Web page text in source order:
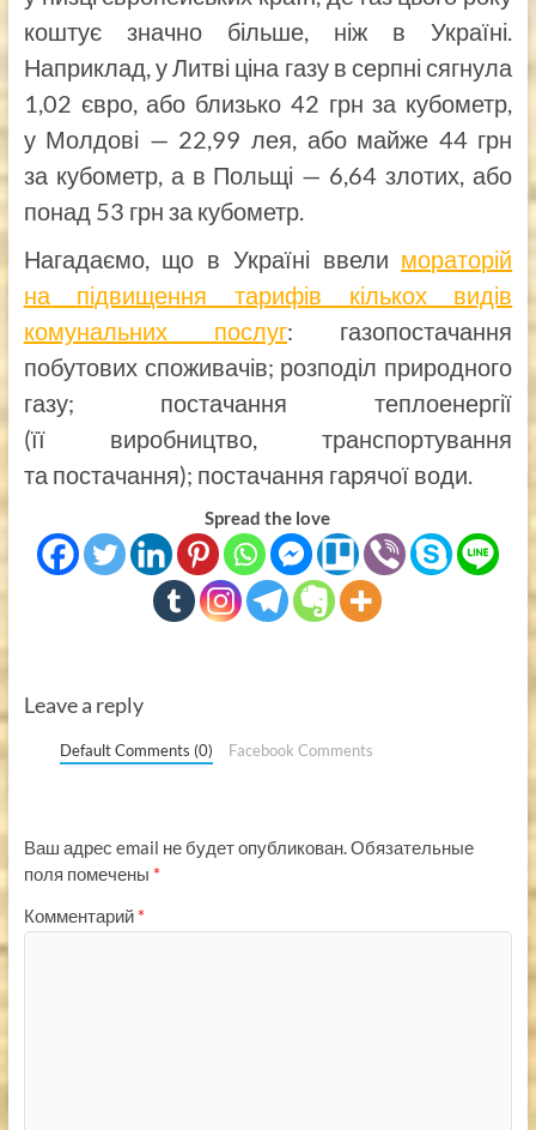
коштує значно більше, ніж в Україні.
Наприклад, у Литві ціна газу в серпні сягнула
1,02 євро, або близько 42 грн за кубометр,
у Молдові — 22,99 лея, або майже 44 грн
за кубометр, а в Польщі — 6,64 злотих, або
понад 53 грн за кубометр.
Нагадаємо, що в Україні ввели мораторій
на підвищення тарифів кількох видів
комунальних послуг: газопостачання
побутових споживачів; розподіл природного
газу; постачання теплоенергії
(її виробництво, транспортування
та постачання); постачання гарячої води.
Spread the love
Leave a reply
Default Comments (0) Facebook Comments
Ваш адрес email не будет опубликован.Обязательные
поля помечены *
Комментарий *